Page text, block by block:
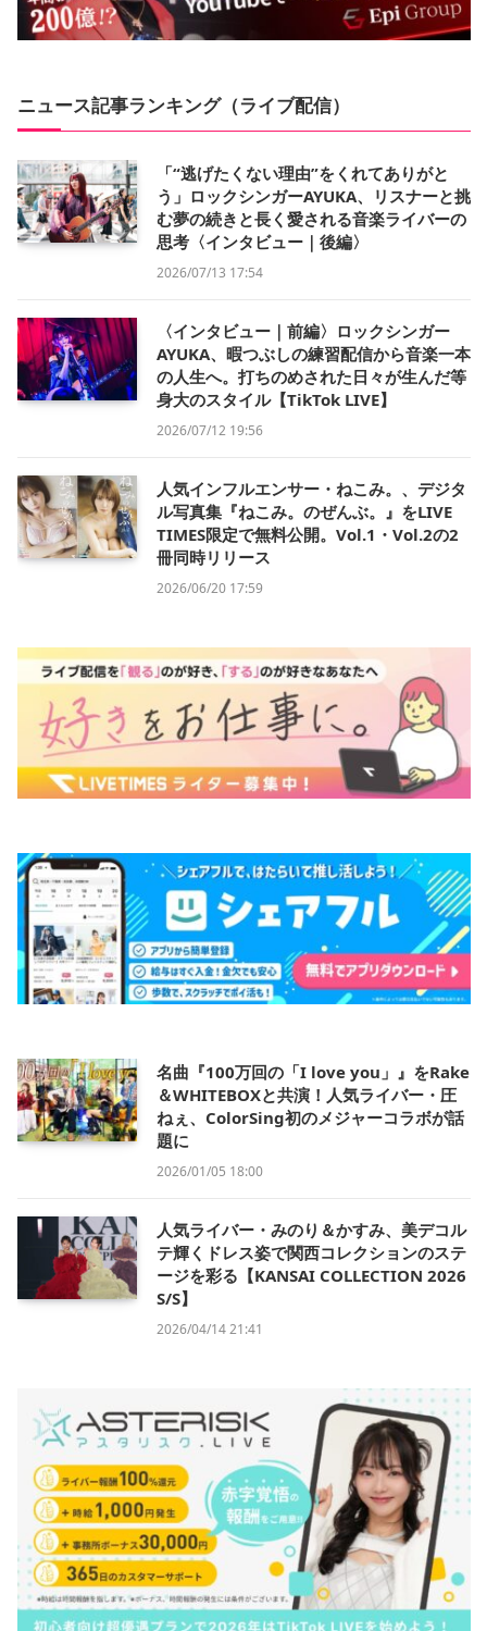
ニュース記事ランキング（ライブ配信）
「“逃げたくない理由”をくれてありがと
う」ロックシンガーAYUKA、リスナーと挑
む夢の続きと長く愛される音楽ライバーの
思考〈インタビュー｜後編〉
2026/07/13 17:54
〈インタビュー｜前編〉ロックシンガー
AYUKA、暇つぶしの練習配信から音楽一本
の人生へ。打ちのめされた日々が生んだ等
身大のスタイル【TikTok LIVE】
2026/07/12 19:56
人気インフルエンサー・ねこみ。、デジタ
ル写真集『ねこみ。のぜんぶ。』をLIVE
TIMES限定で無料公開。Vol.1・Vol.2の2
冊同時リリース
2026/06/20 17:59
名曲『100万回の「I love you」』をRake
＆WHITEBOXと共演！人気ライバー・圧
ねぇ、ColorSing初のメジャーコラボが話
題に
2026/01/05 18:00
人気ライバー・みのり＆かすみ、美デコル
テ輝くドレス姿で関西コレクションのステ
ージを彩る【KANSAI COLLECTION 2026
S/S】
2026/04/14 21:41